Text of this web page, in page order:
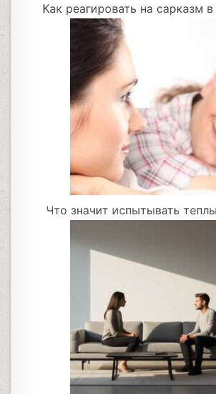
Как реагировать на сарказм
Что значит испытывать